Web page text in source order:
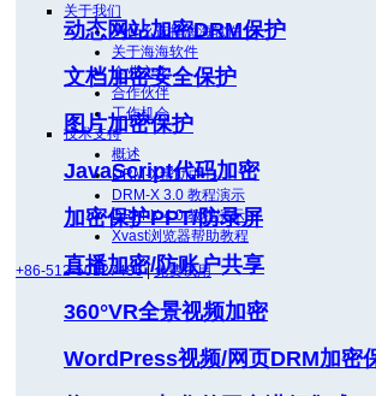
关于我们
为什么选择海海软件？
关于海海软件
企业文化
合作伙伴
工作机会
技术支持
概述
DRM-X帮助中心
DRM-X 3.0 教程演示
DRM-X 4.0 教程演示
Xvast浏览器帮助教程
+86-512-50127486 | 免费试用
动态网站加密DRM保护
文档加密安全保护
图片加密保护
JavaScript代码加密
加密保护PPT/防录屏
直播加密/防账户共享
360°VR全景视频加密
WordPress视频/网页DRM加密